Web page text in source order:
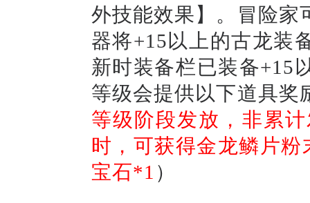
外技能效果】。
冒险家
器将+15以上的古龙装
新时装备栏已装备+15
等级会提供以下道具奖
等级阶段发放，非累
时，可获得金龙鳞片
宝石*1 ）